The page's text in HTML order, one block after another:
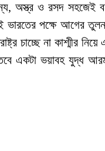
অস্ত্র ও রসদ সহজেই
ভারতের পক্ষে আগের
চাচ্ছে না কাশ্মীর নিয়ে
তবে একটা ভয়াবহ যুদ্ধ